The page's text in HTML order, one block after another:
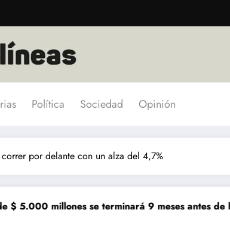
Política Sociedad Opinión
por delante con un alza del 4,7%
se terminará 9 meses antes de lo previsto